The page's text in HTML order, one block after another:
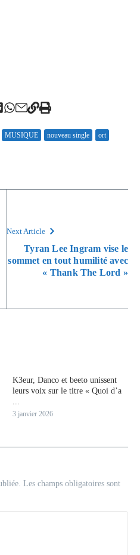
MUSIQUE nouveau single
ort
Next Article
Tyran Lee Ingram vise le
sommet en tout humilité avec
« Thank The Lord »
K3eur, Danco et beeto unissent
leurs voix sur le titre « Quoi d’a
...
3 janvier 2026
Les champs obligatoires sont